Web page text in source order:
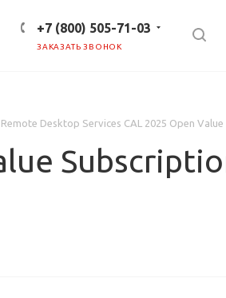
+7 (800) 505-71-03
ЗАКАЗАТЬ ЗВОНОК
Desktop Services CAL 2025 Open